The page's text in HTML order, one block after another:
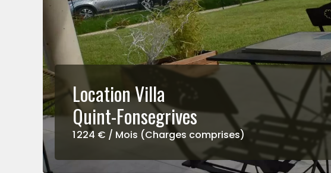
Location Villa
Quint-Fonsegrives
1 224 € / Mois (Charges comprises)